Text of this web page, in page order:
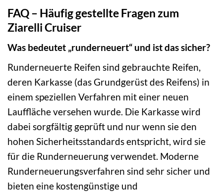
FAQ – Häufig gestellte Fragen zum
Ziarelli Cruiser
Was bedeutet „runderneuert“ und ist das sicher?
Runderneuerte Reifen sind gebrauchte Reifen,
deren Karkasse (das Grundgerüst des Reifens) in
einem speziellen Verfahren mit einer neuen
Lauffläche versehen wurde. Die Karkasse wird
dabei sorgfältig geprüft und nur wenn sie den
hohen Sicherheitsstandards entspricht, wird sie
für die Runderneuerung verwendet. Moderne
Runderneuerungsverfahren sind sehr sicher und
bieten eine kostengünstige und